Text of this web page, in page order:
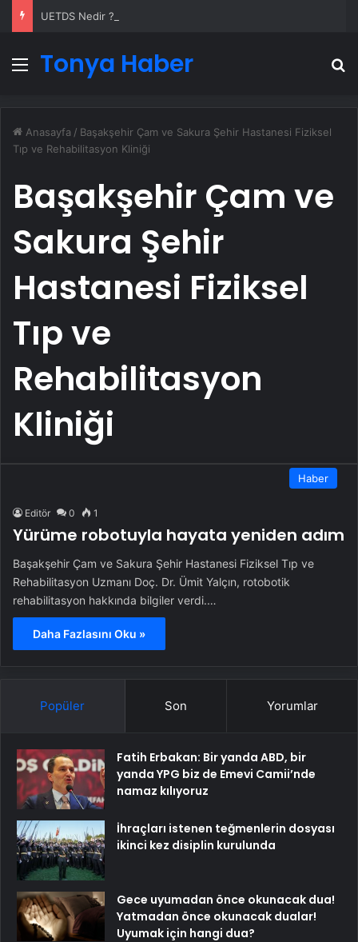
Menü
Tonya Haber
Anasayfa / Başakşehir Çam ve Sakura Şehir Hastanesi Fiziksel
Tıp ve Rehabilitasyon Kliniği
Başakşehir Çam ve
Sakura Şehir
Hastanesi Fiziksel
Tıp ve
Rehabilitasyon
Kliniği
Haber
Editör 0 1
Yürüme robotuyla hayata yeniden adım
Başakşehir Çam ve Sakura Şehir Hastanesi Fiziksel Tıp ve
Rehabilitasyon Uzmanı Doç. Dr. Ümit Yalçın, rotobotik
rehabilitasyon hakkında bilgiler verdi.…
Daha Fazlasını Oku »
Popüler Son Yorumlar
Fatih Erbakan: Bir yanda ABD, bir
yanda YPG biz de Emevi Camii’nde
namaz kılıyoruz
İhraçları istenen teğmenlerin dosyası
ikinci kez disiplin kurulunda
Gece uyumadan önce okunacak dua!
Yatmadan önce okunacak dualar!
Uyumak için hangi dua?